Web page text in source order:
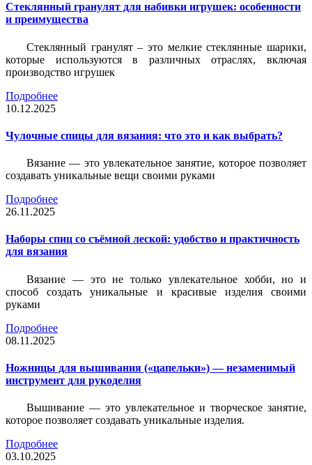
Стеклянный гранулят для набивки игрушек: особенности
и преимущества
Стеклянный гранулят – это мелкие стеклянные шарики,
которые используются в различных отраслях, включая
производство игрушек
Подробнее
10.12.2025
Чулочные спицы для вязания: что это и как выбрать?
Вязание — это увлекательное занятие, которое позволяет
создавать уникальные вещи своими руками
Подробнее
26.11.2025
Наборы спиц со съёмной леской: удобство и практичность
для вязания
Вязание — это не только увлекательное хобби, но и
способ создать уникальные и красивые изделия своими
руками
Подробнее
08.11.2025
Ножницы для вышивания («цапельки») — незаменимый
инструмент для рукоделия
Вышивание — это увлекательное и творческое занятие,
которое позволяет создавать уникальные изделия.
Подробнее
03.10.2025